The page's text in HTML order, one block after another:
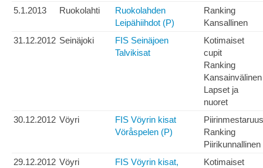
5.1.2013
Ruokolahti
Ruokolahden
Leipähiihdot (P)
Ranking
Kansallinen
31.12.2012 Seinäjoki
FIS Seinäjoen
Talvikisat
Kotimaiset
cupit
Ranking
Kansainvälinen
Lapset ja
nuoret
30.12.2012 Vöyri
FIS Vöyrin kisat
Vöråspelen (P)
Piirinmestaruus
Ranking
Piirikunnallinen
29.12.2012 Vöyri
FIS Vöyrin kisat,
Kotimaiset